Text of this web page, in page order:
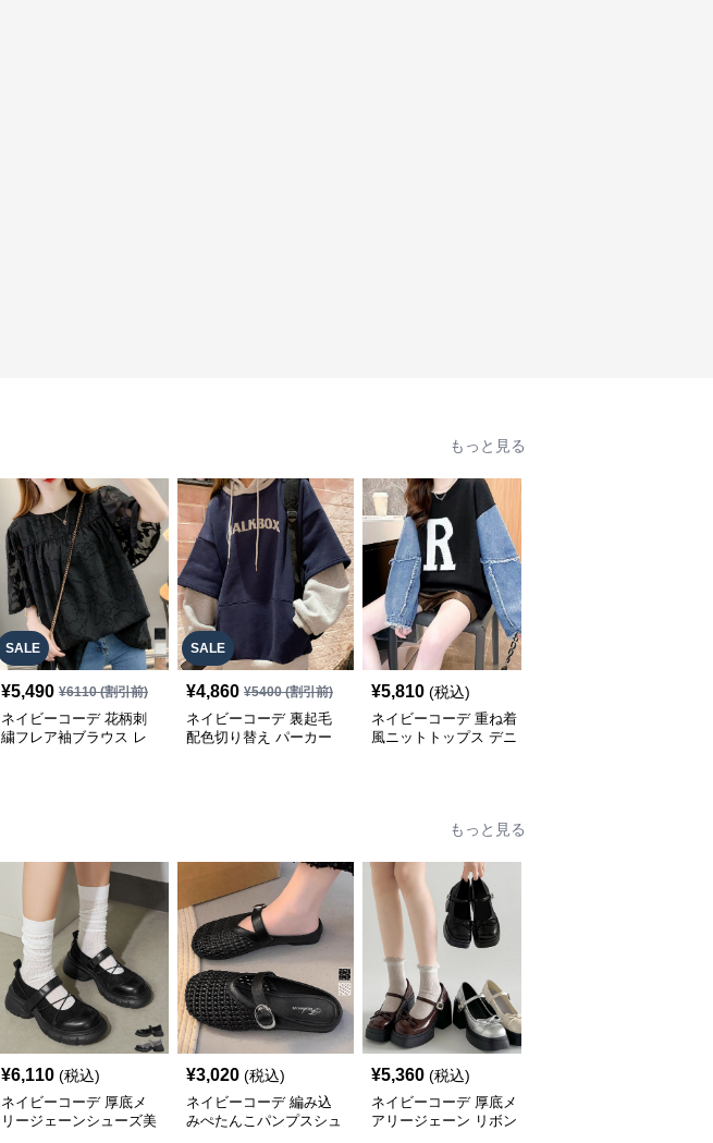
もっと見る
SALE
¥5,490 ¥6110(割引前)
ネイビーコーデ 花柄刺
繍フレア袖ブラウス レ
SALE
¥4,860 ¥5400(割引前)
ネイビーコーデ 裏起毛
配色切り替え パーカー
¥5,810 (税込)
ネイビーコーデ 重ね着
風ニットトップス デニ
もっと見る
¥6,110 (税込)
ネイビーコーデ 厚底メ
リージェーンシューズ美
¥3,020 (税込)
ネイビーコーデ 編み込
みぺたんこパンプスシュ
¥5,360 (税込)
ネイビーコーデ 厚底メ
アリージェーン リボン